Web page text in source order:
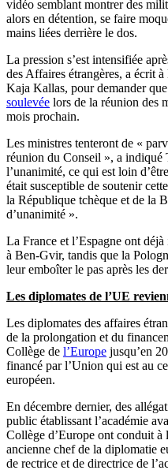
vidéo semblant montrer des
alors en détention, se faire
mains liées derrière le dos.
La pression s’est intensifiée
des Affaires étrangères, a écrit
Kaja Kallas, pour demander
soulevée lors de la réunion des
mois prochain.
Les ministres tenteront de «
réunion du Conseil », a indiqué
l’unanimité, ce qui est loin
était susceptible de soutenir
la République tchèque et de la
d’unanimité ».
La France et l’Espagne ont
à Ben-Gvir, tandis que la
leur emboîter le pas après les
Les diplomates de l’UE
Les diplomates des affaires
de la prolongation et du
Collège de l’Europe jusqu’en
financé par l’Union qui est au
européen.
En décembre dernier, des
public établissant l’académie
Collège d’Europe ont conduit à
ancienne chef de la diplomatie
de rectrice et de directrice de